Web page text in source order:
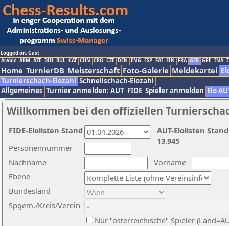
Logged on: Gast
Arabic ARM AZE BIH BUL CAT CHN CRO CZE DEN ENG ESP FAI FIN FRA GER GRE INA
Home TurnierDB Meisterschaft Foto-Galerie Meldekartei
Turnierschach-Elozahl Schnellschach-Elozahl
Allgemeines Turnier anmelden: AUT FIDE Spieler anmelden Elo
Willkommen bei den offiziellen
Nachname
Vorname
Ebene
Personennummer
Bundesland
Spgem./Kreis/Verein
Nur "österreichische" Spieler
AUT-Elolisten
13.945
FIDE-Elolisten Stand